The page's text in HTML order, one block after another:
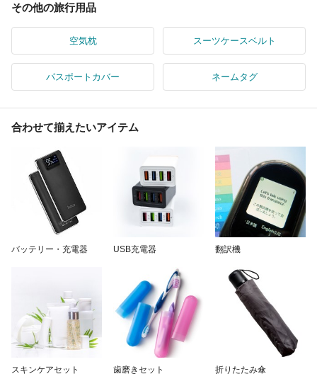
その他の旅行用品
空気枕 スーツケースベルト
パスポートカバー ネームタグ
合わせて揃えたいアイテム
バッテリー・充電器 USB充電器 翻訳機
スキンケアセット 歯磨きセット 折りたたみ傘